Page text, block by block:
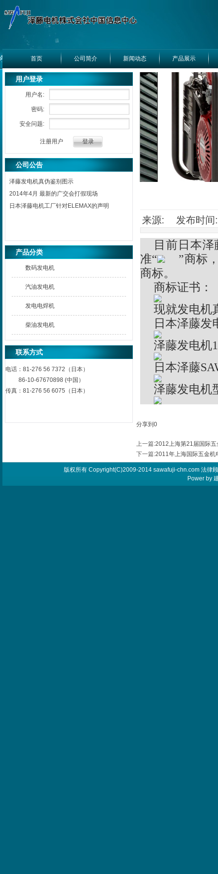
首页 公司简介 新闻动态 产品展示
来源: 发布时间
目前日本
准“
”商标
商标。
商标证书：
现就发电机
日本泽藤发
泽藤发电机
日本泽藤
泽藤发电机
分享到 0
上一篇:2012上海第21届国际五
下一篇:2011年上海国际五金机
用户登录
用户名:
密码:
安全问题:
注册用户
公司公告
泽藤发电机真伪鉴别图示
2014年4月 最新的广交会打假现场
日本泽藤电机工厂针对ELEMAX的声明
产品分类
数码发电机
汽油发电机
发电电焊机
柴油发电机
联系方式
电话： 81-276 56 7372（日本）
86-10-67670898 (中国）
传真： 81-276 56 6075（日本）
版权所有 Copyright(C)2009-2014 sawafuji-chn.com 法律
Power by